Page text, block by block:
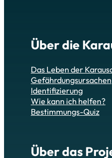
Über die
Das Leben der
Gefährdungsursachen
Identifizierung
Wie kann ich helfen?
Bestimmungs-Quiz
Über das